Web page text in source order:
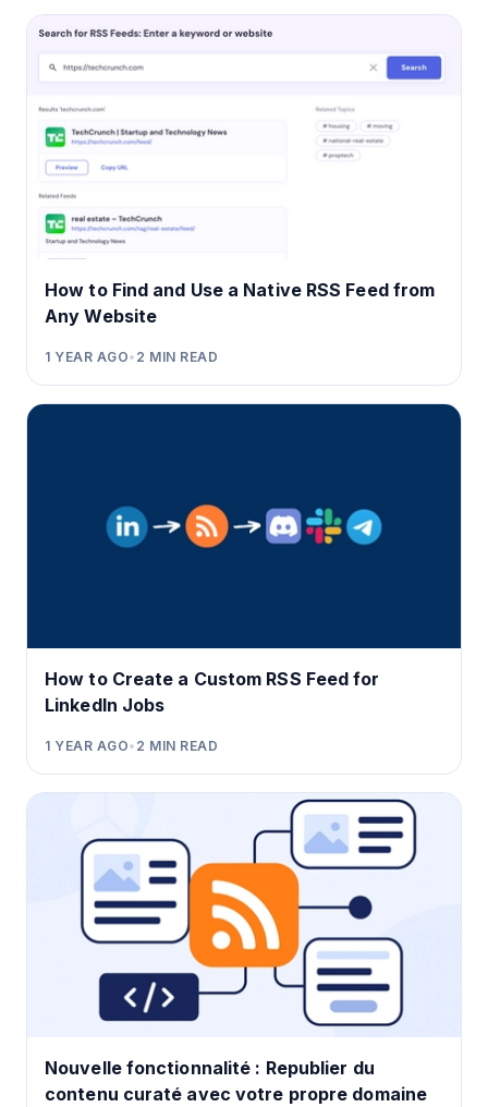
How to Find and Use a Native RSS Feed from
Any Website
1 YEAR AGO• 2 MIN READ
How to Create a Custom RSS Feed for
LinkedIn Jobs
1 YEAR AGO• 2 MIN READ
Nouvelle fonctionnalité : Republier du
contenu curaté avec votre propre domaine